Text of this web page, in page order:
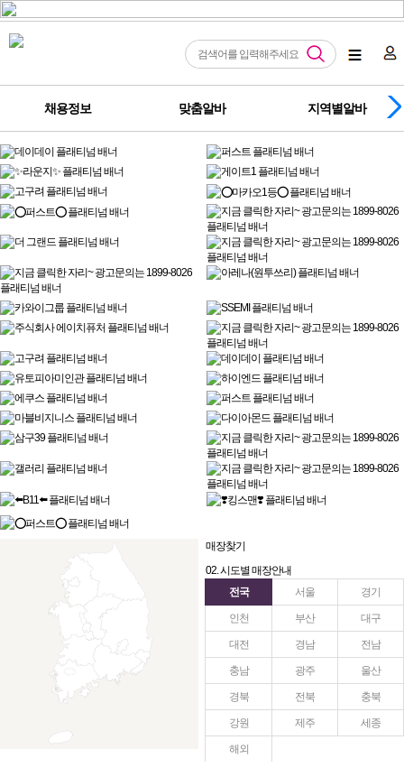
채용정보 맞춤알바 지역별알바
매장찾기
02. 시도별 매장안내
전국
서울 경기
인천 부산 대구
대전 경남 전남
충남 광주 울산
경북 전북 충북
강원 제주 세종
해외